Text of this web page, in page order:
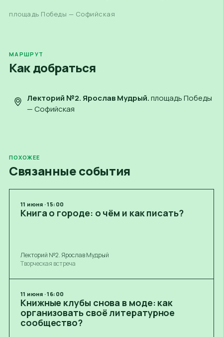
площадь Победы — Софийская
МАРШРУТ
Как добраться
Лекторий №2. Ярослав Мудрый.площадь Победы
— Софийская
ПОХОЖЕЕ
Связанные события
11 июня ·15:00
Книга о городе: о чём и как писать?
Лекторий №2. Ярослав Мудрый
Творческая встреча
11 июня ·16:00
Книжные клубы снова в моде: как
организовать своё литературное
сообщество?